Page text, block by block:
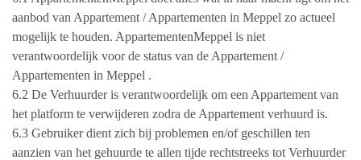
aanbod van Appartement / Appartementen in Meppel zo actueel
mogelijk te houden. AppartementenMeppel is niet
verantwoordelijk voor de status van de Appartement /
Appartementen in Meppel .
6.2 De Verhuurder is verantwoordelijk om een Appartement van
het platform te verwijderen zodra de Appartement verhuurd is.
6.3 Gebruiker dient zich bij problemen en/of geschillen ten
aanzien van het gehuurde te allen tijde rechtstreeks tot Verhuurder